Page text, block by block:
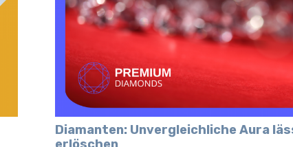
Diamanten: Unvergleichliche Aura